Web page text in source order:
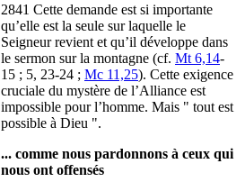
2841 Cette demande est si importante
qu’elle est la seule sur laquelle le
Seigneur revient et qu’il développe dans
le sermon sur la montagne (cf. Mt 6,14-
15 ; 5, 23-24 ; Mc 11,25). Cette exigence
cruciale du mystère de l’Alliance est
impossible pour l’homme. Mais " tout est
possible à Dieu ".
... comme nous pardonnons à ceux qui
nous ont offensés